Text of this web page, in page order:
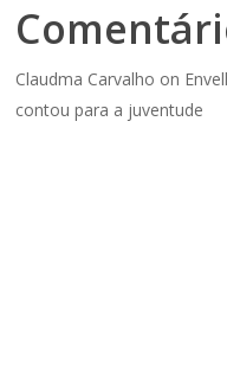
Claudma Carvalho on
contou para a juventude